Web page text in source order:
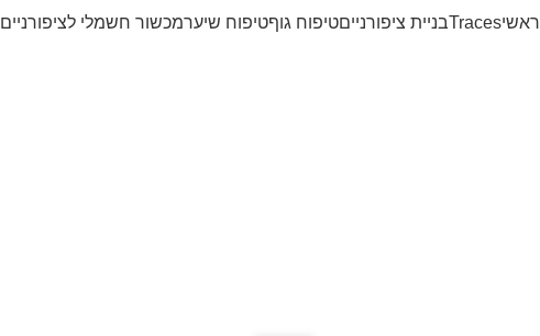
ראשיTracesבניית ציפורנייםטיפוח גוףטיפוח שיערמכשור חשמלי לציפורניים